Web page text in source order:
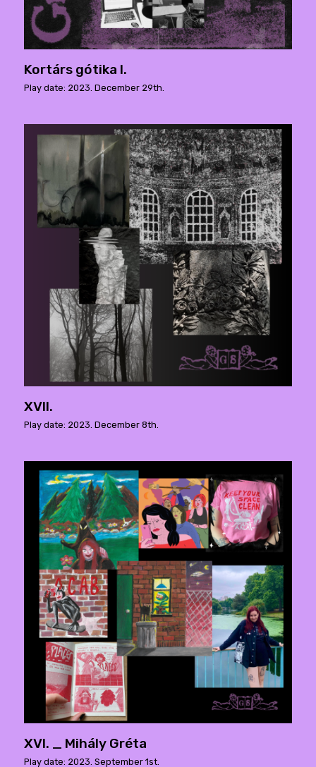
Kortárs gótika I.
Play date: 2023. December 29th.
XVII.
Play date: 2023. December 8th.
XVI. _ Mihály Gréta
Play date: 2023. September 1st.